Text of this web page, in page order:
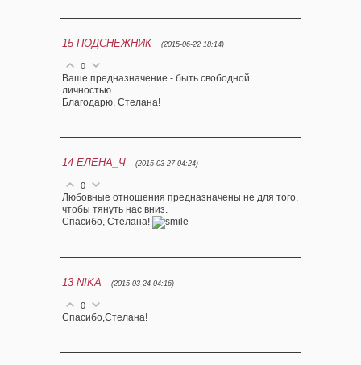
15 ПОДСНЕЖНИК (2015-06-22 18:14)
0
Ваше предназначение - быть свободной
личностью.
Благодарю, Стелана!
14 ЕЛЕНА_Ч (2015-03-27 04:24)
0
Любовные отношения предназначены не для того,
чтобы тянуть нас вниз.
Спасибо, Стелана!
13 NIKA (2015-03-24 04:16)
0
Cпасибо,Стелана!